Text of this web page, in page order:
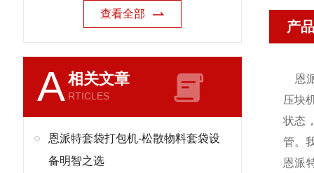
查看全部
A相关文章
RTICLES
恩派特套袋打包机-松散物料套袋设
备明智之选
产
恩
压块
状态
管。
恩派